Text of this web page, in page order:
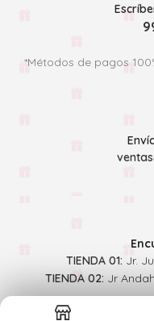
*Métodos de pagos
TIENDA 01: Jr.
TIENDA 02: Jr